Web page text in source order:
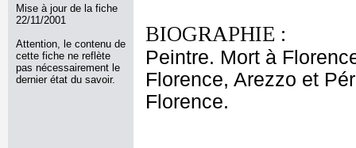
Mise à jour de la fiche
22/11/2001
Attention, le contenu de
cette fiche ne reflète
pas nécessairement le
dernier état du savoir.
BIOGRAPHIE :
Peintre. Mort à
Florence, Arezzo et
Florence.